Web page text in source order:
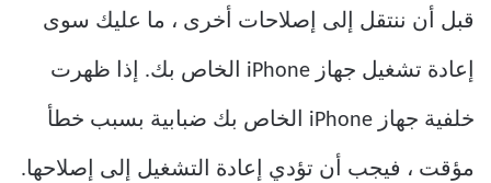
قبل أن ننتقل إلى إصلاحات أخرى ، ما عليك سوى
إعادة تشغيل جهاز iPhone الخاص بك. إذا ظهرت
خلفية جهاز iPhone الخاص بك ضبابية بسبب خطأ
مؤقت ، فيجب أن تؤدي إعادة التشغيل إلى إصلاحها.